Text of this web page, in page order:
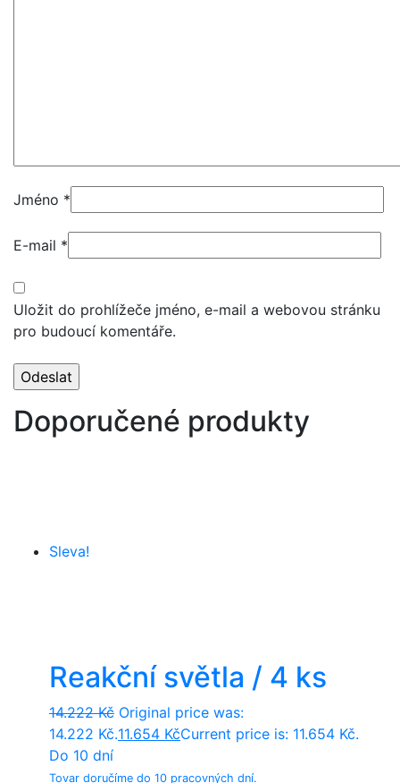
Jméno *
E-mail *
Uložit do prohlížeče jméno, e-mail a webovou stránku
pro budoucí komentáře.
Doporučené produkty
Sleva!
Reakční světla / 4 ks
14.222Kč Original price was:
14.222 Kč.11.654 KčCurrent price is: 11.654 Kč.
Do 10 dní
Tovar doručíme do 10 pracovných dní.